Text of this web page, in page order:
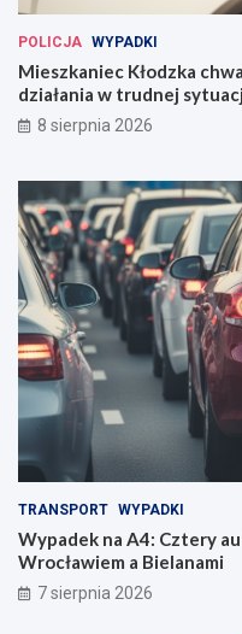
POLICJA WYPADKI
Mieszkaniec Kłodzka
działania w trudnej
8 sierpnia 2026
TRANSPORT WYPADKI
Wypadek na A4: Cztery
Wrocławiem a Bielanami
7 sierpnia 2026